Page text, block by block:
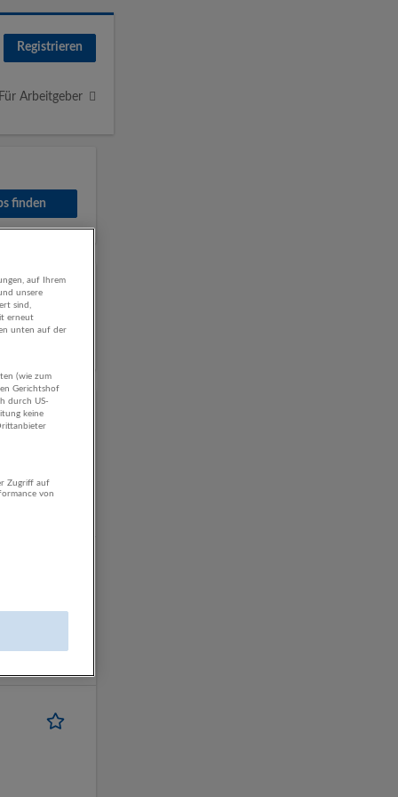
Registrieren
Arbeitgeber
auf Ihrem
unsere
sind,
erneut
unten auf der
(wie zum
Gerichtshof
durch US-
keine
Zugriff auf
von